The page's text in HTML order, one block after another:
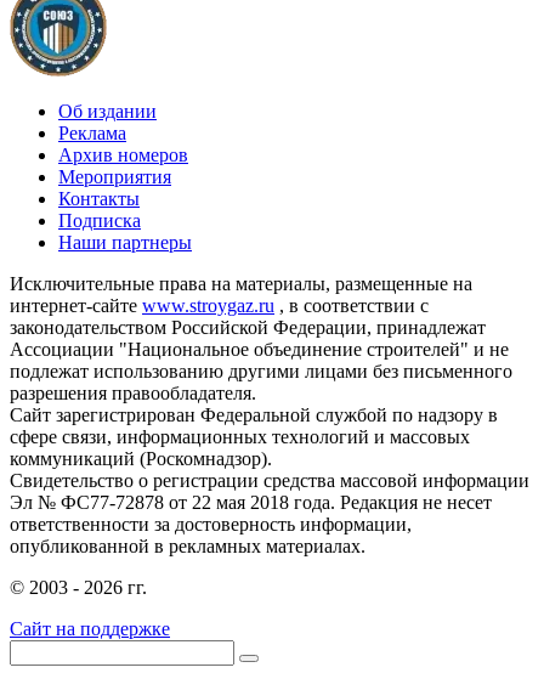
Об издании
Реклама
Архив номеров
Мероприятия
Контакты
Подписка
Наши партнеры
Исключительные права на материалы, размещенные на
интернет-сайте www.stroygaz.ru , в соответствии с
законодательством Российской Федерации, принадлежат
Ассоциации "Национальное объединение строителей" и не
подлежат использованию другими лицами без письменного
разрешения правообладателя.
Сайт зарегистрирован Федеральной службой по надзору в
сфере связи, информационных технологий и массовых
коммуникаций (Роскомнадзор).
Свидетельство о регистрации средства массовой информации
Эл № ФС77-72878 от 22 мая 2018 года. Редакция не несет
ответственности за достоверность информации,
опубликованной в рекламных материалах.
© 2003 - 2026 гг.
Сайт на поддержке